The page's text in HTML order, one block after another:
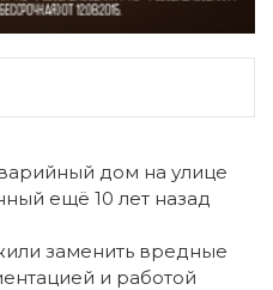
дом на улице
ещё 10 лет назад
заменить вредные
и работой